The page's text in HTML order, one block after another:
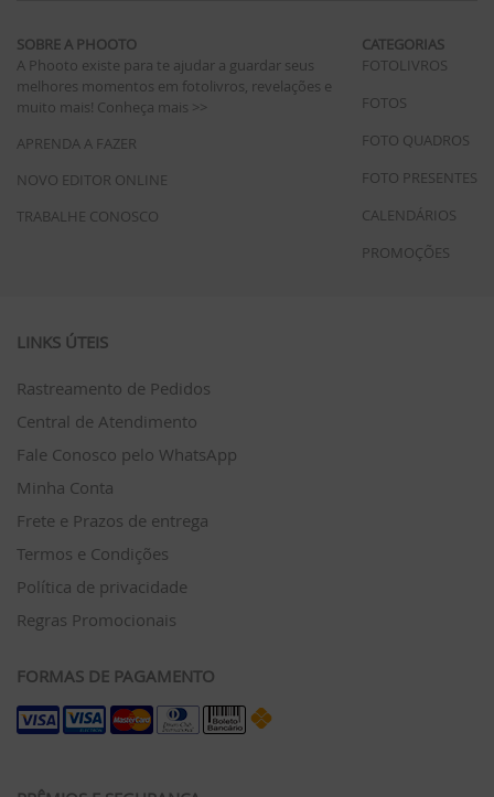
SOBRE A PHOOTO
A Phooto existe para te ajudar a guardar seus
melhores momentos em fotolivros, revelações e
muito mais! Conheça mais >>
APRENDA A FAZER
NOVO EDITOR ONLINE
TRABALHE CONOSCO
CATEGORIAS
FOTOLIVROS
FOTOS
FOTO QUADROS
FOTO PRESENTES
CALENDÁRIOS
PROMOÇÕES
LINKS ÚTEIS
Rastreamento de Pedidos
Central de Atendimento
Fale Conosco pelo WhatsApp
Minha Conta
Frete e Prazos de entrega
Termos e Condições
Política de privacidade
Regras Promocionais
FORMAS DE PAGAMENTO